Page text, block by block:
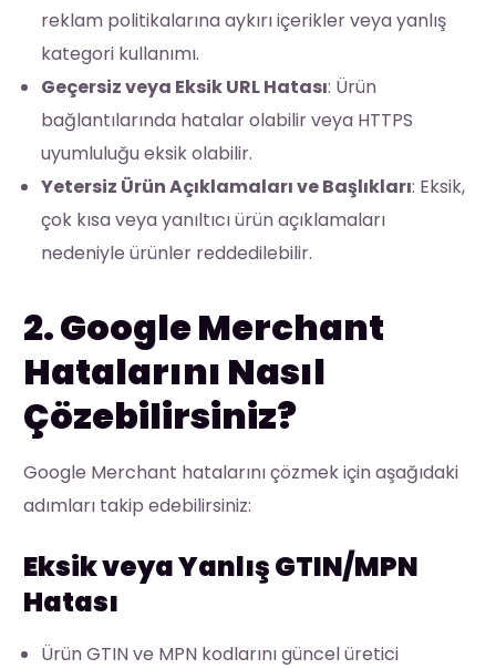
reklam politikalarına aykırı içerikler veya yanlış
kategori kullanımı.
Geçersiz veya Eksik URL Hatası: Ürün
bağlantılarında hatalar olabilir veya HTTPS
uyumluluğu eksik olabilir.
Yetersiz Ürün Açıklamaları ve Başlıkları: Eksik,
çok kısa veya yanıltıcı ürün açıklamaları
nedeniyle ürünler reddedilebilir.
2. Google Merchant
Hatalarını Nasıl
Çözebilirsiniz?
Google Merchant hatalarını çözmek için aşağıdaki
adımları takip edebilirsiniz:
Eksik veya Yanlış GTIN/MPN
Hatası
Ürün GTIN ve MPN kodlarını güncel üretici